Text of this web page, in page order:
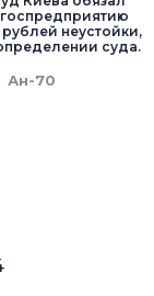
неустойки,
суда.
Ан-70